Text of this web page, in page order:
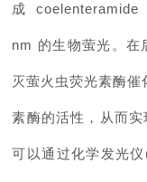
成 coelenteramide
nm 的生物萤光。在
灭萤火虫荧光素酶催
素酶的活性，从而
可以通过化学发光仪